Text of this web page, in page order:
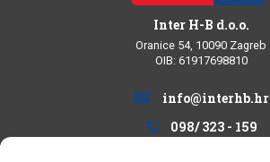
Inter H-B d.o.o.
Oranice 54, 10090 Zagreb
OIB: 61917698810
info@interhb.hr
098/ 323 - 159